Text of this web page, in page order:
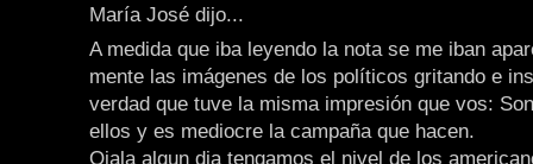
María José dijo...
A medida que iba leyendo la nota se me iban
mente las imágenes de los políticos gritando e
verdad que tuve la misma impresión que vos:
ellos y es mediocre la campaña que hacen.
Ojala algun dia tengamos el nivel de los